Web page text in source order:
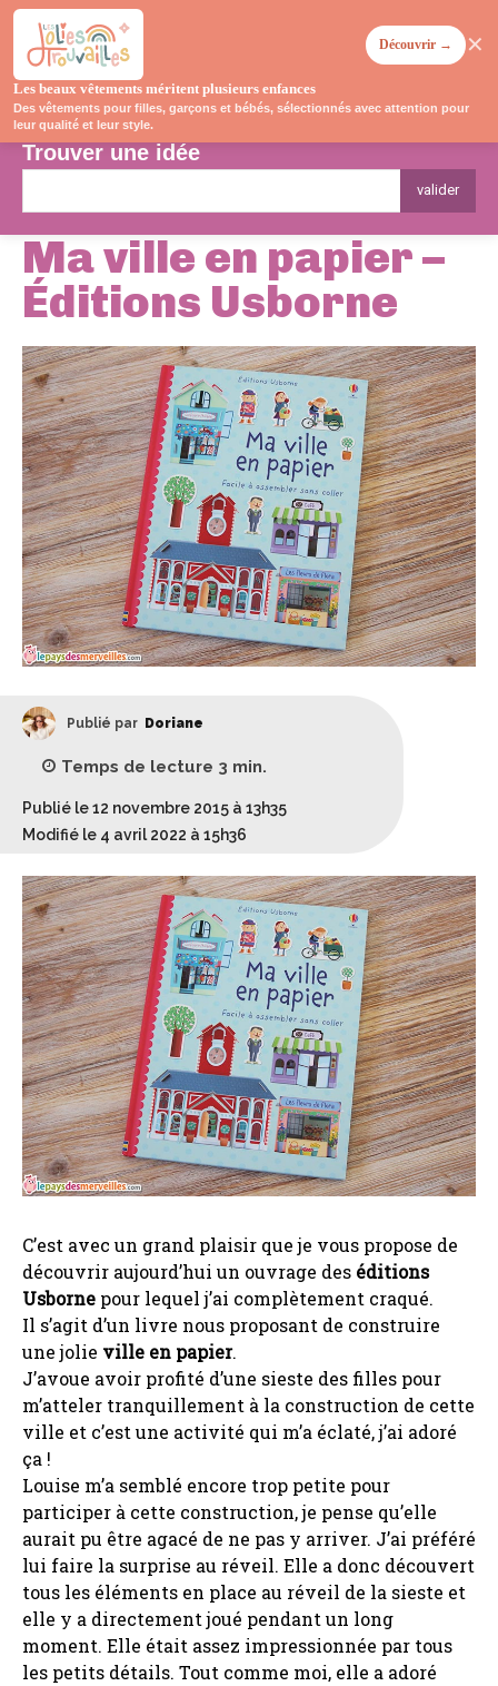
Trouver une idée
valider
Ma ville en papier –
Éditions Usborne
Publié par Doriane
Temps de lecture 3 min.
Publié le 12 novembre 2015 à 13h35
Modifié le 4 avril 2022 à 15h36
C’est avec un grand plaisir que je vous propose de
découvrir aujourd’hui un ouvrage des éditions
Usborne pour lequel j’ai complètement craqué.
Il s’agit d’un livre nous proposant de construire
une jolie ville en papier.
J’avoue avoir profité d’une sieste des filles pour
m’atteler tranquillement à la construction de cette
ville et c’est une activité qui m’a éclaté, j’ai adoré
ça !
Louise m’a semblé encore trop petite pour
participer à cette construction, je pense qu’elle
aurait pu être agacé de ne pas y arriver. J’ai préféré
lui faire la surprise au réveil. Elle a donc découvert
tous les éléments en place au réveil de la sieste et
elle y a directement joué pendant un long
moment. Elle était assez impressionnée par tous
les petits détails. Tout comme moi, elle a adoré
Les beaux vêtements méritent plusieurs enfances
Des vêtements pour filles, garçons et bébés, sélectionnés avec attention pour
leur qualité et leur style.
Découvrir → ✕